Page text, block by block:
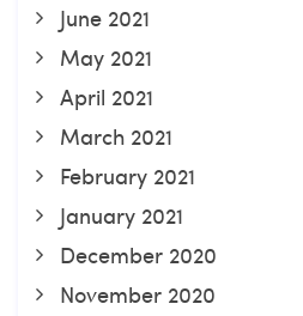
June 2021
May 2021
April 2021
March 2021
February 2021
January 2021
December 2020
November 2020